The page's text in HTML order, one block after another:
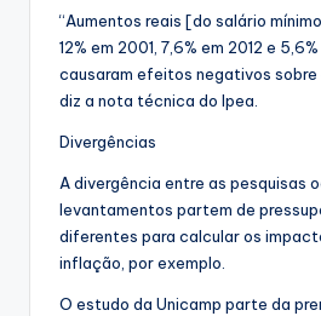
“Aumentos reais [do salário
12% em 2001, 7,6% em 2012 e
causaram efeitos negativos sobre
diz a nota técnica do Ipea.
Divergências
A divergência entre as pesquisas
levantamentos partem de
diferentes para calcular os
inflação, por exemplo.
O estudo da Unicamp parte da